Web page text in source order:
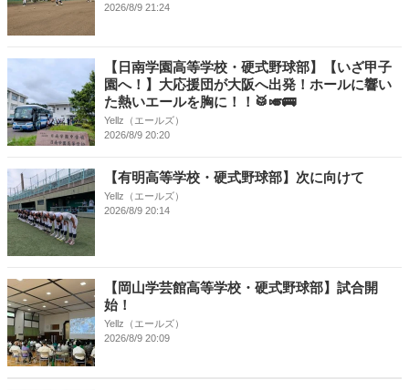
2026/8/9 21:24
【日南学園高等学校・硬式野球部】【いざ甲子
園へ！】大応援団が大阪へ出発！ホールに響い
た熱いエールを胸に！！🥁🎺🚌
Yellz（エールズ）
2026/8/9 20:20
【有明高等学校・硬式野球部】次に向けて
Yellz（エールズ）
2026/8/9 20:14
【岡山学芸館高等学校・硬式野球部】試合開
始！
Yellz（エールズ）
2026/8/9 20:09